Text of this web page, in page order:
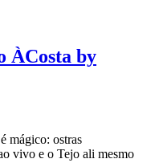
ÀCosta by
mágico: ostras
vivo e o Tejo ali mesmo